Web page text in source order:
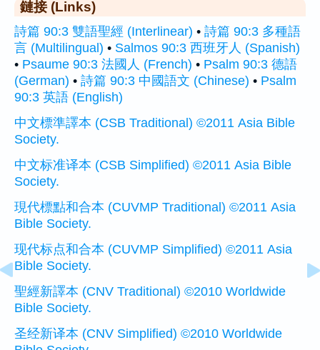
鏈接 (Links)
詩篇 90:3 雙語聖經 (Interlinear) • 詩篇 90:3 多種語
言 (Multilingual) • Salmos 90:3 西班牙人 (Spanish)
• Psaume 90:3 法國人 (French) • Psalm 90:3 德語
(German) • 詩篇 90:3 中國語文 (Chinese) • Psalm
90:3 英語 (English)
中文標準譯本 (CSB Traditional) ©2011 Asia Bible
Society.
中文标准译本 (CSB Simplified) ©2011 Asia Bible
Society.
現代標點和合本 (CUVMP Traditional) ©2011 Asia
Bible Society.
现代标点和合本 (CUVMP Simplified) ©2011 Asia
Bible Society.
聖經新譯本 (CNV Traditional) ©2010 Worldwide
Bible Society.
圣经新译本 (CNV Simplified) ©2010 Worldwide